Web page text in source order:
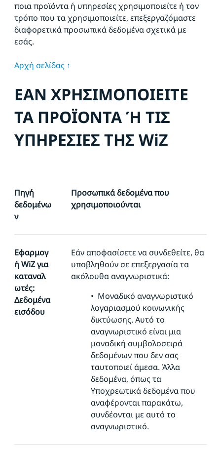
ποια προϊόντα ή υπηρεσίες χρησιμοποιείτε ή τον
τρόπο που τα χρησιμοποιείτε, επεξεργαζόμαστε
διαφορετικά προσωπικά δεδομένα σχετικά με
εσάς.
Αρχή σελίδας ↑
ΕΑΝ ΧΡΗΣΙΜΟΠΟΙΕΙΤΕ
ΤΑ ΠΡΟΪΟΝΤΑ Ή ΤΙΣ
ΥΠΗΡΕΣΙΕΣ ΤΗΣ WiZ
Πηγή
δεδομένω
ν
Προσωπικά δεδομένα που
χρησιμοποιούνται
Εφαρμογ
ή WiZ για
καταναλ
ωτές:
Δεδομένα
εισόδου
Εάν αποφασίσετε να συνδεθείτε, θα
υποβληθούν σε επεξεργασία τα
ακόλουθα αναγνωριστικά:
• Μοναδικό αναγνωριστικό
λογαριασμού κοινωνικής
δικτύωσης. Αυτό το
αναγνωριστικό είναι μια
μοναδική συμβολοσειρά
δεδομένων που δεν σας
ταυτοποιεί άμεσα. Άλλα
δεδομένα, όπως τα
Υποχρεωτικά δεδομένα που
αναφέρονται παρακάτω,
συνδέονται με αυτό το
αναγνωριστικό.